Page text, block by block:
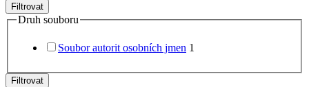
Filtrovat
Druh souboru
Soubor autorit osobních jmen 1
Filtrovat